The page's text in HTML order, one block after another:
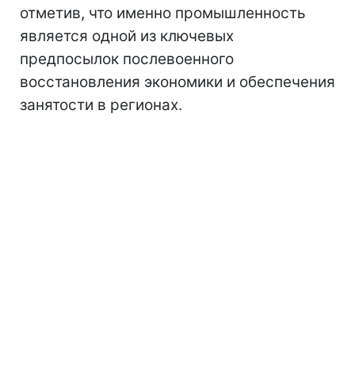
отметив, что именно промышленность
является одной из ключевых
предпосылок послевоенного
восстановления экономики и обеспечения
занятости в регионах.